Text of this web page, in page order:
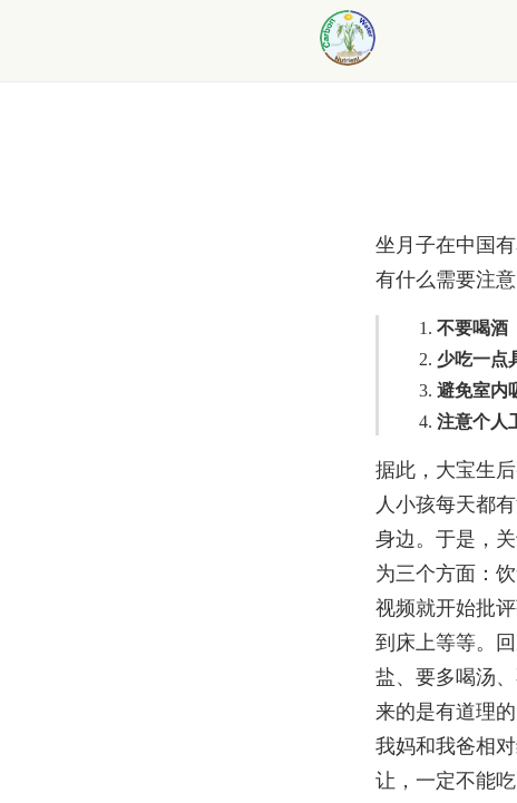
坐月子在中国
有什么需要注
不要喝酒
少吃一点
避免室内
注意个人
据此，大宝生
人小孩每天都
身边。于是，
为三个方面：
视频就开始批
到床上等等。
盐、要多喝汤
来的是有道理
我妈和我爸相
让，一定不能